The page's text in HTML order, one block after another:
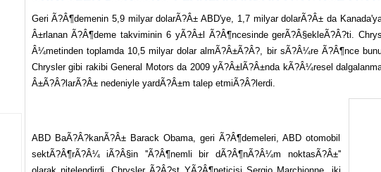
Geri Ã?Â¶demenin 5,9 milyar dolarÃ?Â± ABD'ye, 1,7 milyar dolarÃ?Â± da
Â±rlanan Ã?Â¶deme takviminin 6 yÃ?Â±l Ã?Â¶ncesinde gerÃ?Â§ekleÃ?Â?ti.
Â¼metinden toplamda 10,5 milyar dolar almÃ?Â±Ã?Â?, bir sÃ?Â¼re Ã?Â¶nce
Chrysler gibi rakibi General Motors da 2009 yÃ?Â±lÃ?Â±nda kÃ?Â¼resel
Â±Ã?Â?larÃ?Â± nedeniyle yardÃ?Â±m talep etmiÃ?Â?lerdi.
ABD BaÃ?Â?kanÃ?Â± Barack Obama, geri Ã?Â¶demeleri, ABD otomobil
sektÃ?Â¶rÃ?Â¼ iÃ?Â§in ''Ã?Â¶nemli bir dÃ?Â¶nÃ?Â¼m noktasÃ?Â±''